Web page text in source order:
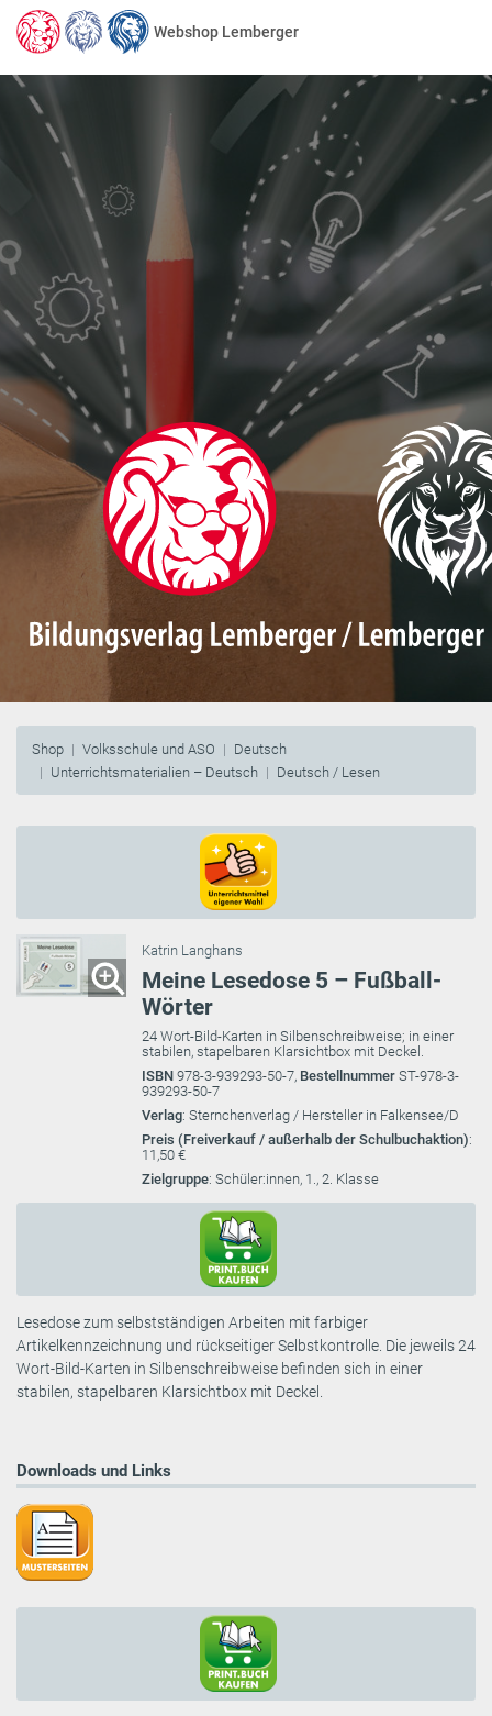
Webshop Lemberger
Shop Volksschule und ASO
Deutsch
Unterrichtsmaterialien – Deutsch
Deutsch / Lesen
Katrin Langhans
Meine Lesedose 5 – Fußball-
Wörter
24 Wort-Bild-Karten in Silbenschreibweise; in einer
stabilen, stapelbaren Klarsichtbox mit Deckel.
ISBN 978-3-939293-50-7, Bestellnummer ST-978-3-
939293-50-7
Verlag: Sternchenverlag / Hersteller in Falkensee/D
Preis (Freiverkauf / außerhalb der Schulbuchaktion):
11,50 €
Zielgruppe: Schüler:innen, 1., 2. Klasse
Lesedose zum selbstständigen Arbeiten mit farbiger
Artikelkennzeichnung und rückseitiger Selbstkontrolle. Die jeweils 24
Wort-Bild-Karten in Silbenschreibweise befinden sich in einer
stabilen, stapelbaren Klarsichtbox mit Deckel.
Downloads und Links